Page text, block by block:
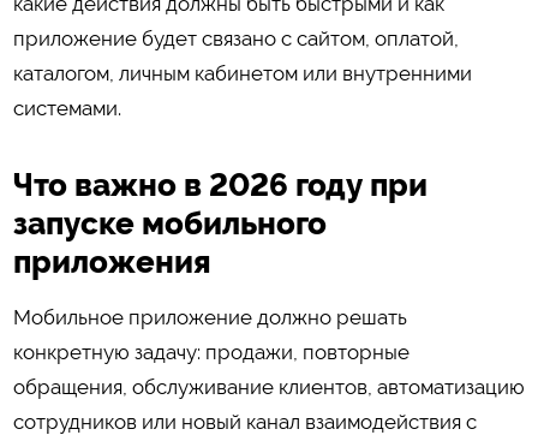
приложение будет связано с сайтом, оплатой,
каталогом, личным кабинетом или внутренними
системами.
Что важно в 2026 году при
запуске мобильного
приложения
Мобильное приложение должно решать
конкретную задачу: продажи, повторные
обращения, обслуживание клиентов, автоматизацию
сотрудников или новый канал взаимодействия с